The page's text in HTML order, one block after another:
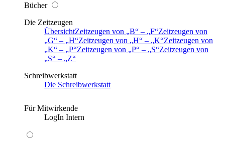
Bücher
Die Zeitzeugen
ÜbersichtZeitzeugen von B – F Zeitzeugen von
G
– H Zeitzeugen von H – K Zeitzeugen von
K
– P Zeitzeugen von P – S Zeitzeugen von
S
–
Z
Schreibwerkstatt
Die Schreibwerkstatt
Für Mitwirkende
LogIn Intern